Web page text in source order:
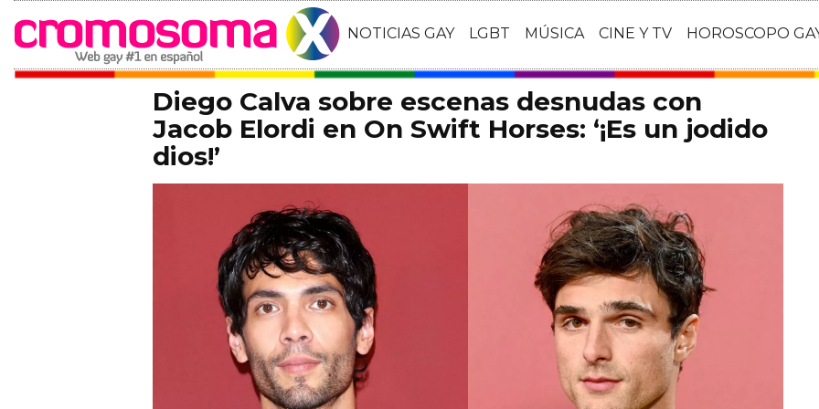
NOTICIAS GAY LGBT MÚSICA CINE Y TV HOROSCOPO
Diego Calva sobre escenas desnudas con
Jacob Elordi en On Swift Horses: ‘¡Es un jodido
dios!’